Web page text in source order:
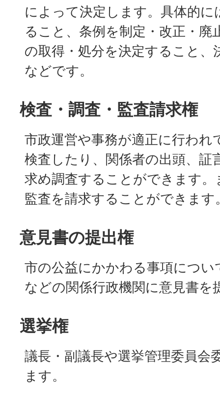
によって決定します。具体的に
ること、条例を制定・改正・廃
の取得・処分を決定すること、
などです。
検査・調査・監査請求権
市政運営や事務が適正に行われ
検査したり、関係者の出頭、証
求め調査することができます。
監査を請求することができます
意見書の提出権
市の公益にかかわる事項につい
などの関係行政機関に意見書を
選挙権
議長・副議長や選挙管理委員会
ます。